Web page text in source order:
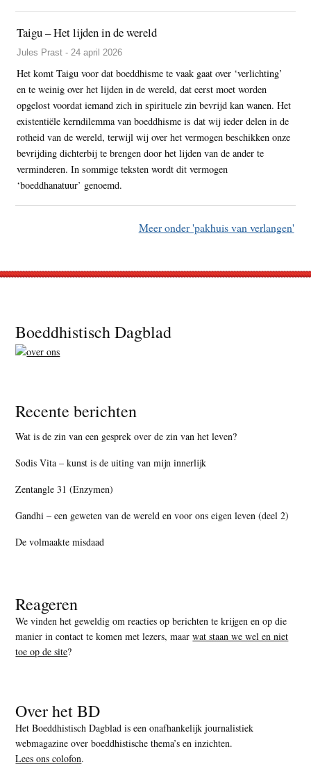
Taigu – Het lijden in de wereld
Jules Prast - 24 april 2026
Het komt Taigu voor dat boeddhisme te vaak gaat over ‘verlichting’
en te weinig over het lijden in de wereld, dat eerst moet worden
opgelost voordat iemand zich in spirituele zin bevrijd kan wanen. Het
existentiële kerndilemma van boeddhisme is dat wij ieder delen in de
rotheid van de wereld, terwijl wij over het vermogen beschikken onze
bevrijding dichterbij te brengen door het lijden van de ander te
verminderen. In sommige teksten wordt dit vermogen
‘boeddhanatuur’ genoemd.
Meer onder 'pakhuis van verlangen'
Footer
Boeddhistisch Dagblad
Recente berichten
Wat is de zin van een gesprek over de zin van het leven?
Sodis Vita – kunst is de uiting van mijn innerlijk
Zentangle 31 (Enzymen)
Gandhi – een geweten van de wereld en voor ons eigen leven (deel 2)
De volmaakte misdaad
Reageren
We vinden het geweldig om reacties op berichten te krijgen en op die
manier in contact te komen met lezers, maarwat staan we wel en niet
toe op de site?
Over het BD
Het Boeddhistisch Dagblad is een onafhankelijk journalistiek
webmagazine over boeddhistische thema’s en inzichten.
Lees ons colofon.